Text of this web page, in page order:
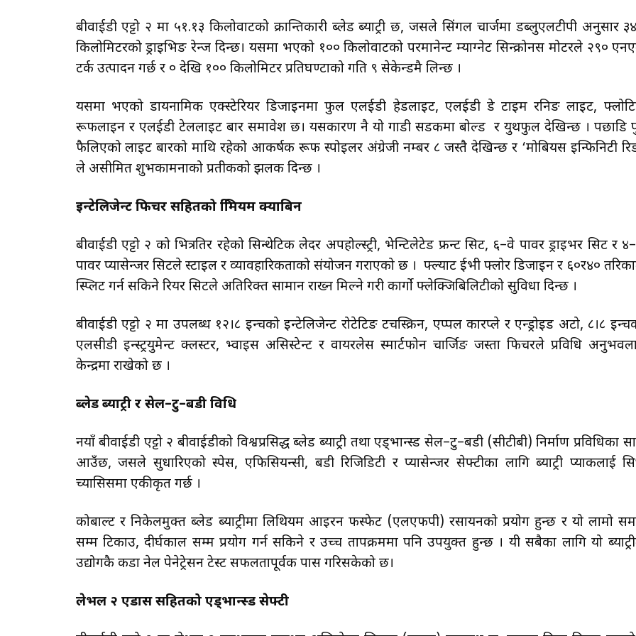
बीवाईडी एट्टो २ मा ५१.१३ किलोवाटको क्रान्तिकारी ब्लेड ब्याट्री छ, जसले सिंगल चार्जमा डब्लुएलटीपी अनुसार
किलोमिटरको ड्राइभिङ रेन्ज दिन्छ। यसमा भएको १०० किलोवाटको परमानेन्ट म्याग्नेट सिन्क्रोनस मोटरले २९०
टर्क उत्पादन गर्छ र ० देखि १०० किलोमिटर प्रतिघण्टाको गति ९ सेकेन्डमै लिन्छ ।
यसमा भएको डायनामिक एक्स्टेरियर डिजाइनमा फुल एलईडी हेडलाइट, एलईडी डे टाइम रनिङ लाइट,
रूफलाइन र एलईडी टेललाइट बार समावेश छ। यसकारण नै यो गाडी सडकमा बोल्ड र युथफुल देखिन्छ । पछाडि
फैलिएको लाइट बारको माथि रहेको आकर्षक रूफ स्पोइलर अंग्रेजी नम्बर ८ जस्तै देखिन्छ र ‘मोबियस इन्फिनिटी
ले असीमित शुभकामनाको प्रतीकको झलक दिन्छ ।
इन्टेलिजेन्ट फिचर सहितको प्रिमियम क्याबिन
बीवाईडी एट्टो २ को भित्रतिर रहेको सिन्थेटिक लेदर अपहोल्स्ट्री, भेन्टिलेटेड फ्रन्ट सिट, ६–वे पावर ड्राइभर सिट र
पावर प्यासेन्जर सिटले स्टाइल र व्यावहारिकताको संयोजन गराएको छ । फ्ल्याट ईभी फ्लोर डिजाइन र ६०र४०
स्प्लिट गर्न सकिने रियर सिटले अतिरिक्त सामान राख्न मिल्ने गरी कार्गो फ्लेक्जिबिलिटीको सुविधा दिन्छ ।
बीवाईडी एट्टो २ मा उपलब्ध १२।८ इन्चको इन्टेलिजेन्ट रोटेटिङ टचस्क्रिन, एप्पल कारप्ले र एन्ड्रोइड अटो, ८।८
एलसीडी इन्स्ट्रयुमेन्ट क्लस्टर, भ्वाइस असिस्टेन्ट र वायरलेस स्मार्टफोन चार्जिङ जस्ता फिचरले प्रविधि
केन्द्रमा राखेको छ ।
ब्लेड ब्याट्री र सेल–टु–बडी प्रविधि
नयाँ बीवाईडी एट्टो २ बीवाईडीको विश्वप्रसिद्ध ब्लेड ब्याट्री तथा एड्भान्स्ड सेल–टु–बडी (सीटीबी) निर्माण प्रविधिका
आउँछ, जसले सुधारिएको स्पेस, एफिसियन्सी, बडी रिजिडिटी र प्यासेन्जर सेफ्टीका लागि ब्याट्री प्याकलाई
च्यासिसमा एकीकृत गर्छ ।
कोबाल्ट र निकेलमुक्त ब्लेड ब्याट्रीमा लिथियम आइरन फस्फेट (एलएफपी) रसायनको प्रयोग हुन्छ र यो लामो
सम्म टिकाउ, दीर्घकाल सम्म प्रयोग गर्न सकिने र उच्च तापक्रममा पनि उपयुक्त हुन्छ । यी सबैका लागि यो
उद्योगकै कडा नेल पेनेट्रेसन टेस्ट सफलतापूर्वक पास गरिसकेको छ।
लेभल २ एडास सहितको एड्भान्स्ड सेफ्टी